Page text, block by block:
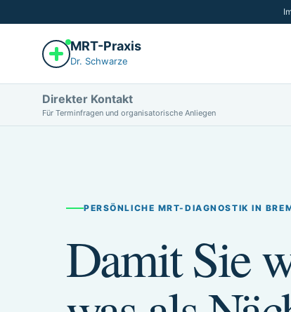
MRT-Praxis
Dr. Schwarze
Direkter Kontakt
Für Terminfragen und organisatorische Anliegen
PERSÖNLICHE MRT-DIAGNOSTIK IN
Damit Sie